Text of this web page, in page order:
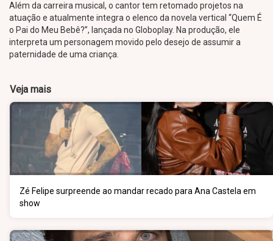
Além da carreira musical, o cantor tem retomado projetos na
atuação e atualmente integra o elenco da novela vertical “Quem É
o Pai do Meu Bebê?”, lançada no Globoplay. Na produção, ele
interpreta um personagem movido pelo desejo de assumir a
paternidade de uma criança.
Veja mais
Zé Felipe surpreende ao mandar recado para Ana Castela em
show